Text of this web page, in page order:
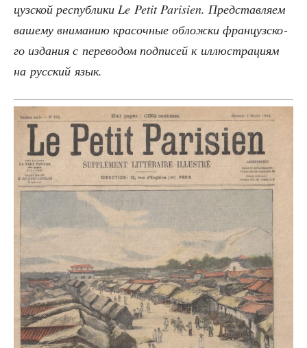
цуз­ской рес­пуб­ли­ки Le Petit Parisien. Пред­став­ля­ем
ваше­му вни­ма­нию кра­соч­ные облож­ки фран­цуз­ско­
го изда­ния с пере­во­дом под­пи­сей к иллю­стра­ци­ям
на рус­ский язык.